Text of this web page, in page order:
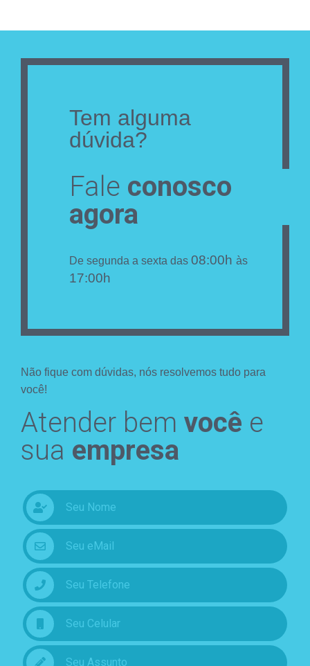
Tem alguma
dúvida?
Fale conosco
agora
De segunda a sexta das 08:00h às
17:00h
Não fique com dúvidas, nós resolvemos tudo para
você!
Atender bem você e
sua empresa